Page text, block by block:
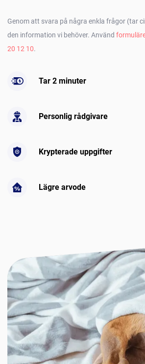
Genom att svara på några enkla frågor (tar
den information vi behöver. Använd
20 12 10.
Tar 2 minuter
Personlig rådgivare
Krypterade uppgifter
Lägre arvode